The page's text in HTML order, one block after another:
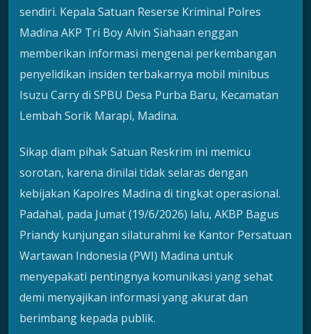
sendiri. Kepala Satuan Reserse Kriminal Polres
Madina AKP Tri Boy Alvin Siahaan enggan
memberikan informasi mengenai perkembangan
penyelidikan insiden terbakarnya mobil minibus
Isuzu Carry di SPBU Desa Purba Baru, Kecamatan
Lembah Sorik Marapi, Madina.
Sikap diam pihak Satuan Reskrim ini memicu
sorotan, karena dinilai tidak selaras dengan
kebijakan Kapolres Madina di tingkat operasional.
Padahal, pada Jumat (19/6/2026) lalu, AKBP Bagus
Priandy kunjungan silaturahmi ke Kantor Persatuan
Wartawan Indonesia (PWI) Madina untuk
menyepakati pentingnya komunikasi yang sehat
demi menyajikan informasi yang akurat dan
berimbang kepada publik.